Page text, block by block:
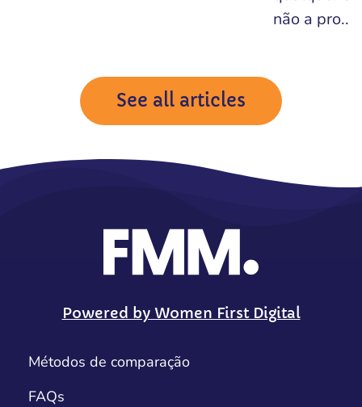
não a pro...
See all articles
Powered by Women First Digital
Métodos de comparação
FAQs